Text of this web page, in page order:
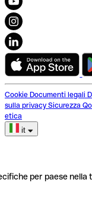
Cookie Documenti legali
sulla privacy Sicurezza
etica
it
per paese nella